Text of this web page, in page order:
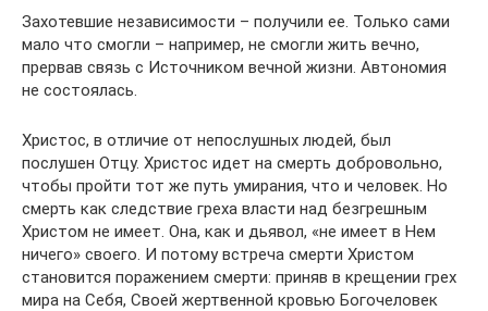
Захотевшие независимости – получили ее. Только сами
мало что смогли – например, не смогли жить вечно,
прервав связь с Источником вечной жизни. Автономия
не состоялась.
Христос, в отличие от непослушных людей, был
послушен Отцу. Христос идет на смерть добровольно,
чтобы пройти тот же путь умирания, что и человек. Но
смерть как следствие греха власти над безгрешным
Христом не имеет. Она, как и дьявол, «не имеет в Нем
ничего» своего. И потому встреча смерти Христом
становится поражением смерти: приняв в крещении грех
мира на Себя, Своей жертвенной кровью Богочеловек